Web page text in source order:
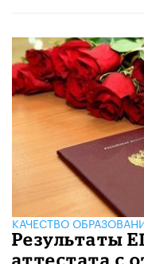
КАЧЕСТВО
Результаты
аттестата с